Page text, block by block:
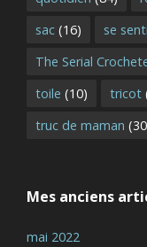
sac (16) se
The Serial
toile (10) tricot
truc de maman
Mes anciens
mai 2022